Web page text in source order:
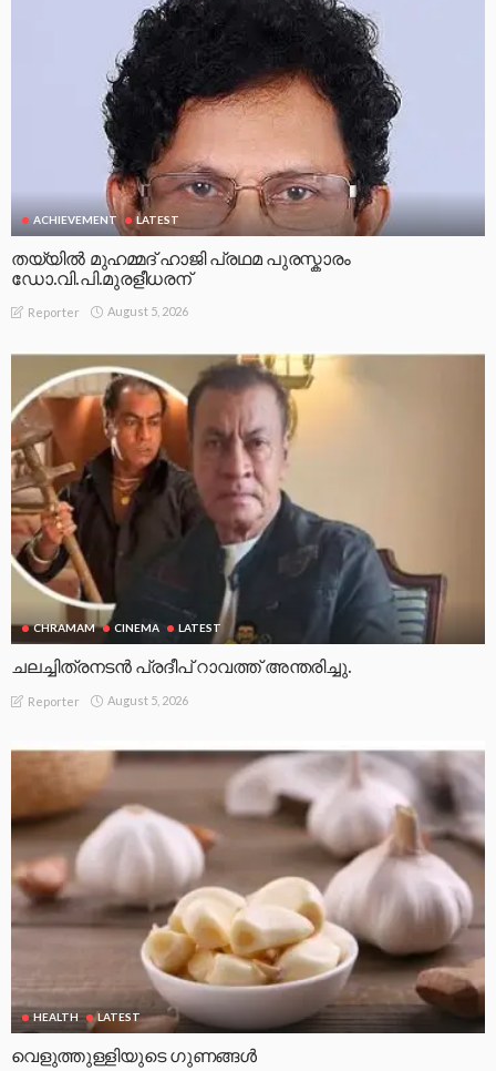
ACHIEVEMENT LATEST
തയ്യിൽ മുഹമ്മദ് ഹാജി പ്രഥമ പുരസ്കാരം
ഡോ.വി.പി.മുരളീധരന്
Reporter August 5, 2026
CHRAMAM CINEMA LATEST
ചലച്ചിത്രനടൻ പ്രദീപ് റാവത്ത് അന്തരിച്ചു.
Reporter August 5, 2026
HEALTH LATEST
വെളുത്തുള്ളിയുടെ ഗുണങ്ങൾ